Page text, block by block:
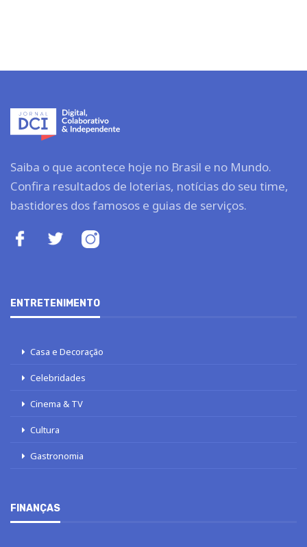
Saiba o que acontece hoje no Brasil e no Mundo.
Confira resultados de loterias, notícias do seu time,
bastidores dos famosos e guias de serviços.
ENTRETENIMENTO
Casa e Decoração
Celebridades
Cinema & TV
Cultura
Gastronomia
FINANÇAS